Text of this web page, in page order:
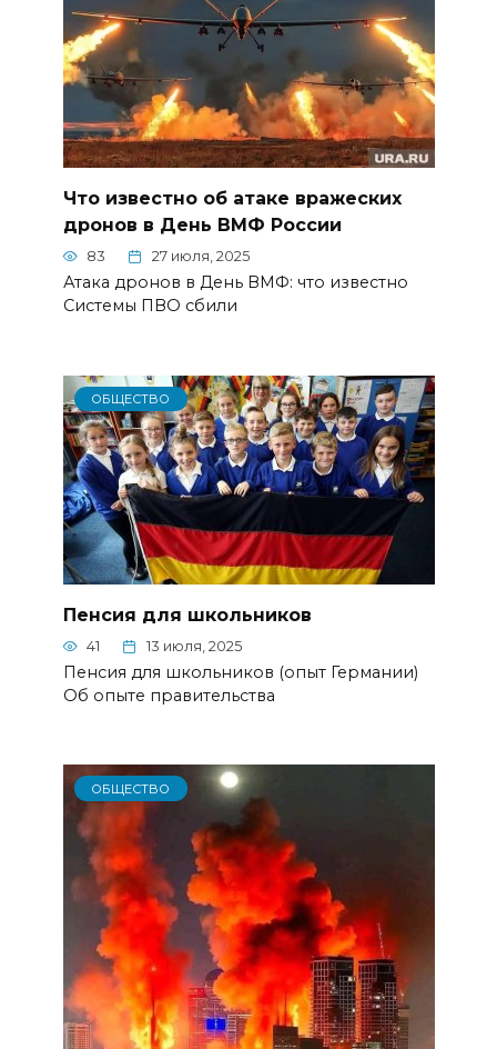
Что известно об атаке вражеских
дронов в День ВМФ России
83 27 июля, 2025
Атака дронов в День ВМФ: что известно
Системы ПВО сбили
ОБЩЕСТВО
Пенсия для школьников
41 13 июля, 2025
Пенсия для школьников (опыт Германии)
Об опыте правительства
ОБЩЕСТВО